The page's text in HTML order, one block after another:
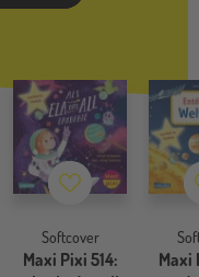
Merkzettel
Softcover
Maxi Pixi 514:
Maxi